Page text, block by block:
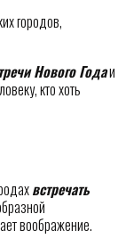
городов,
Нового Годаи
кто хоть
встречать
воображение.